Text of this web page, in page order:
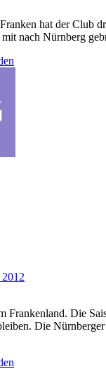
hat der Club
nach Nürnberg
2012
Frankenland. Die
Die Nürnberger